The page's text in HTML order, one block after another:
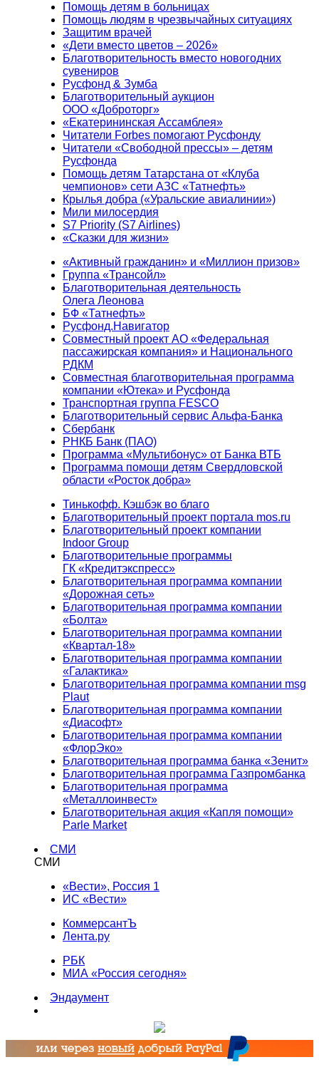
Помощь детям в больницах
Помощь людям в чрезвычайных ситуациях
Защитим врачей
«Дети вместо цветов – 2026»
Благотворительность вместо новогодних
сувениров
Русфонд & Зумба
Благотворительный аукцион
ООО «Доброторг»
«Екатерининская Ассамблея»
Читатели Forbes помогают Русфонду
Читатели «Свободной прессы» – детям
Русфонда
Помощь детям Татарстана от «Клуба
чемпионов» сети АЗС «Татнефть»
Крылья добра («Уральские авиалинии»)
Мили милосердия
S7 Priority (S7 Airlines)
«Сказки для жизни»
«Активный гражданин» и «Миллион призов»
Группа «Трансойл»
Благотворительная деятельность
Олега Леонова
БФ «Татнефть»
Русфонд.Навигатор
Совместный проект АО «Федеральная
пассажирская компания» и Национального
РДКМ
Совместная благотворительная программа
компании «Ютека» и Русфонда
Транспортная группа FESCO
Благотворительный сервис Альфа-Банка
Сбербанк
РНКБ Банк (ПАО)
Программа «Мультибонус» от Банка ВТБ
Программа помощи детям Свердловской
области «Росток добра»
Тинькофф. Кэшбэк во благо
Благотворительный проект портала mos.ru
Благотворительный проект компании
Indoor Group
Благотворительные программы
ГК «Кредитэкспресс»
Благотворительная программа компании
«Дорожная сеть»
Благотворительная программа компании
«Болта»
Благотворительная программа компании
«Квартал-18»
Благотворительная программа компании
«Галактика»
Благотворительная программа компании msg
Plaut
Благотворительная программа компании
«Диасофт»
Благотворительная программа компании
«ФлорЭко»
Благотворительная программа банка «Зенит»
Благотворительная программа Газпромбанка
Благотворительная программа
«Металлоинвест»
Благотворительная акция «Капля помощи»
Parle Market
СМИ
СМИ
«Вести», Россия 1
ИС «Вести»
КоммерсантЪ
Лента.ру
РБК
МИА «Россия сегодня»
Эндаумент